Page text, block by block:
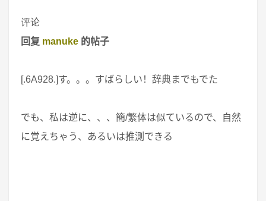
评论
回复 manuke 的帖子
[.6A928.]す。。。すばらしい！辞典までもでた
でも、私は逆に、、、簡/繁体は似ているので、自然
に覚えちゃう、あるいは推測できる